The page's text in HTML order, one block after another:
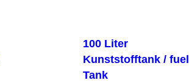
100 Liter
Kunststofftank / fuel
Tank